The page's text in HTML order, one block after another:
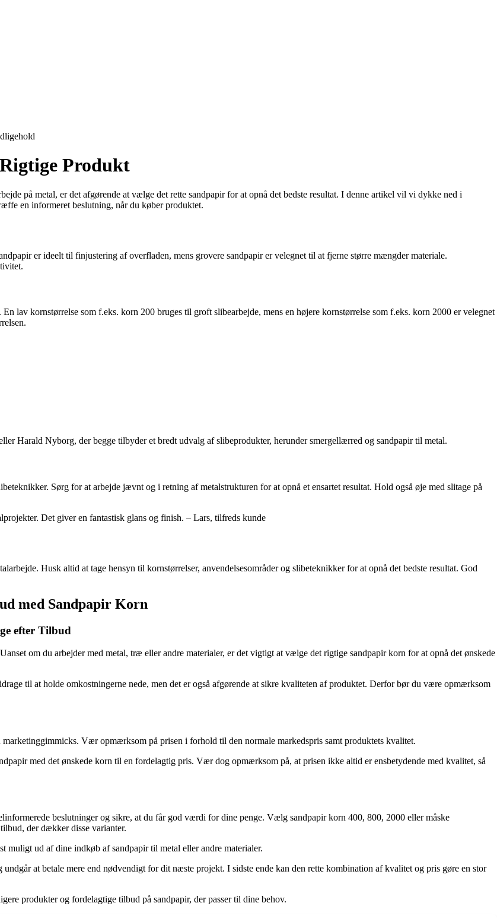
Produkt
på metal, er det afgørende at vælge det rette sandpapir for at opnå det bedste resultat. I denne artikel vil vi dykke ned i
en informeret beslutning, når du køber produktet.
er ideelt til finjustering af overfladen, mens grovere sandpapir er velegnet til at fjerne større mængder materiale.
lav kornstørrelse som f.eks. korn 200 bruges til groft slibearbejde, mens en højere kornstørrelse som f.eks. korn 2000 er velegnet
Harald Nyborg, der begge tilbyder et bredt udvalg af slibeprodukter, herunder smergellærred og sandpapir til metal.
Sørg for at arbejde jævnt og i retning af metalstrukturen for at opnå et ensartet resultat. Hold også øje med slitage på
Det giver en fantastisk glans og finish. – Lars, tilfreds kunde
Husk altid at tage hensyn til kornstørrelser, anvendelsesområder og slibeteknikker for at opnå det bedste resultat. God
med Sandpapir Korn
efter Tilbud
om du arbejder med metal, træ eller andre materialer, er det vigtigt at vælge det rigtige sandpapir korn for at opnå det ønskede
til at holde omkostningerne nede, men det er også afgørende at sikre kvaliteten af produktet. Derfor bør du være opmærksom
Vær opmærksom på prisen i forhold til den normale markedspris samt produktets kvalitet.
med det ønskede korn til en fordelagtig pris. Vær dog opmærksom på, at prisen ikke altid er ensbetydende med kvalitet, så
beslutninger og sikre, at du får god værdi for dine penge. Vælg sandpapir korn 400, 800, 2000 eller måske
der dækker disse varianter.
ud af dine indkøb af sandpapir til metal eller andre materialer.
at betale mere end nødvendigt for dit næste projekt. I sidste ende kan den rette kombination af kvalitet og pris gøre en stor
produkter og fordelagtige tilbud på sandpapir, der passer til dine behov.